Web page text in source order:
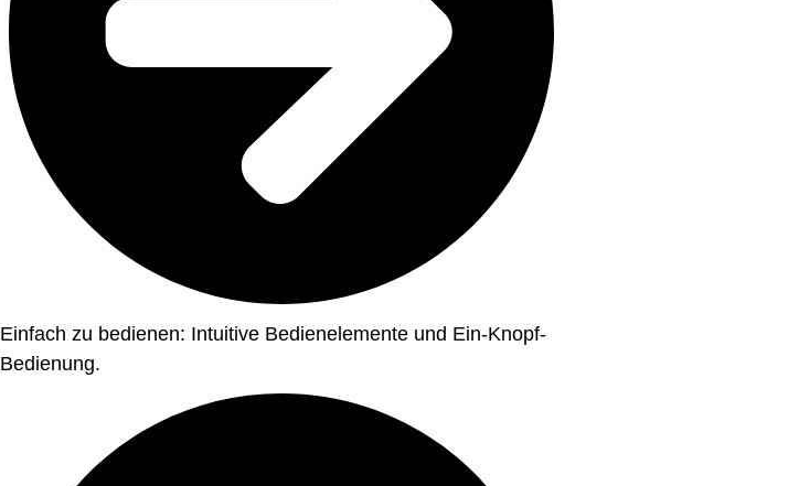
Einfach zu bedienen: Intuitive Bedienelemente und Ein-Knopf-
Bedienung.